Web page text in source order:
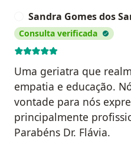
Sandra Gomes dos
Consulta verificada
Uma geriatra que
empatia e educação.
vontade para nós
principalmente
Parabéns Dr. Flávia.